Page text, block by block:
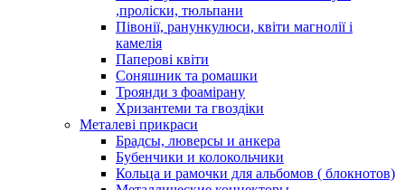
,проліски, тюльпани
Півонії, ранункулюси, квіти магнолії і
камелія
Паперові квіти
Соняшник та ромашки
Троянди з фоамірану
Хризантеми та гвоздіки
Металеві прикраси
Брадсы, люверсы и анкера
Бубенчики и колокольчики
Кольца и рамочки для альбомов ( блокнотов)